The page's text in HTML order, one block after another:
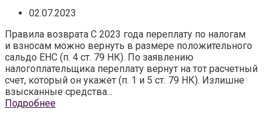
02.07.2023
Правила возврата С 2023 года переплату по налогам
и взносам можно вернуть в размере положительного
сальдо ЕНС (п. 4 ст. 79 НК). По заявлению
налогоплательщика переплату вернут на тот расчетный
счет, который он укажет (п. 1 и 5 ст. 79 НК). Излишне
взысканные средства...
Подробнее